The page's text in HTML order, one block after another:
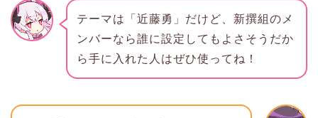
テーマは「近藤勇」だけど、新撰組のメ
ンバーなら誰に設定してもよさそうだか
ら手に入れた人はぜひ使ってね！